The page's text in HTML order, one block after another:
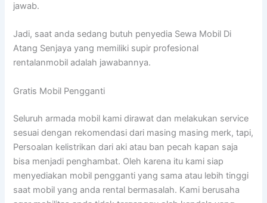
jawab.
Jadi, saat anda sedang butuh penyedia Sewa Mobil Di
Atang Senjaya yang memiliki supir profesional
rentalanmobil adalah jawabannya.
Gratis Mobil Pengganti
Seluruh armada mobil kami dirawat dan melakukan service
sesuai dengan rekomendasi dari masing masing merk, tapi,
Persoalan kelistrikan dari aki atau ban pecah kapan saja
bisa menjadi penghambat. Oleh karena itu kami siap
menyediakan mobil pengganti yang sama atau lebih tinggi
saat mobil yang anda rental bermasalah. Kami berusaha